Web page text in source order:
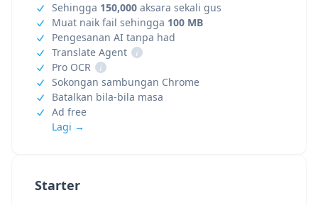
Starter
Sehingga 150,000 aksara sekali gus
Muat naik fail sehingga 100 MB
Pengesanan AI tanpa had
Translate Agent
i
Pro OCR
i
Sokongan sambungan Chrome
Batalkan bila-bila masa
Ad free
Lagi →